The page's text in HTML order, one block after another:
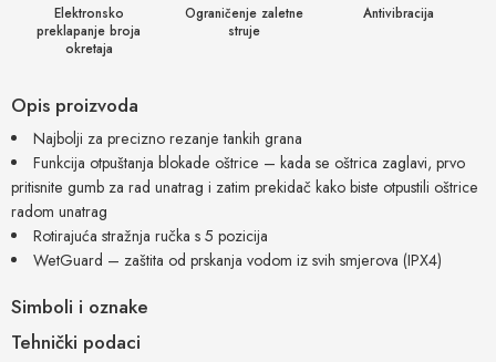
Opis proizvoda
Najbolji za precizno rezanje tankih grana
Funkcija otpuštanja blokade oštrice – kada se oštrica zaglavi, prvo
pritisnite gumb za rad unatrag i zatim prekidač kako biste otpustili oštrice
radom unatrag
Rotirajuća stražnja ručka s 5 pozicija
WetGuard – zaštita od prskanja vodom iz svih smjerova (IPX4)
Simboli i oznake
Elektronsko
preklapanje broja
okretaja
Ograničenje zaletne
struje
Antivibracija
Tehnički podaci